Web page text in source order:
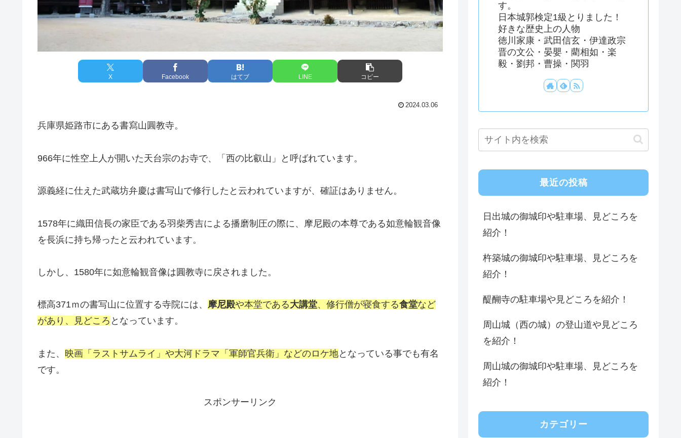
X Facebook はてブ LINE コピー
2024.03.06
兵庫県姫路市にある書寫山圓教寺。
966年に性空上人が開いた天台宗のお寺で、「西の比叡山」と呼ばれています。
源義経に仕えた武蔵坊弁慶は書写山で修行したと云われていますが、確証はありません。
1578年に織田信長の家臣である羽柴秀吉による播磨制圧の際に、摩尼殿の本尊である如意輪観音像
を長浜に持ち帰ったと云われています。
しかし、1580年に如意輪観音像は圓教寺に戻されました。
標高371ｍの書写山に位置する寺院には、 摩尼殿や本堂である大講堂、修行僧が寝食する食堂など
があり、見どころ となっています。
また、 映画「ラストサムライ」や大河ドラマ「軍師官兵衛」などのロケ地となっている事でも有名
です。
スポンサーリンク
す。
日本城郭検定1級とりました！
好きな歴史上の人物
徳川家康・武田信玄・伊達政宗
晋の文公・晏嬰・藺相如・楽
毅・劉邦・曹操・関羽
最近の投稿
日出城の御城印や駐車場、見どころを
紹介！
杵築城の御城印や駐車場、見どころを
紹介！
醍醐寺の駐車場や見どころを紹介！
周山城（西の城）の登山道や見どころ
を紹介！
周山城の御城印や駐車場、見どころを
紹介！
カテゴリー